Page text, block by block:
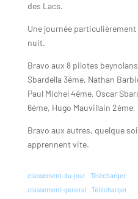
des Lacs.
Une journée
nuit.
Bravo aux 8 pilotes
Sbardella 3éme, Nathan
Paul Michel 4éme, Oscar
6éme, Hugo Mauvillain 2éme,
Bravo aux autres, quelque
apprennent vite.
classement-du-jour
Télécharger
classement-general
Télécharger